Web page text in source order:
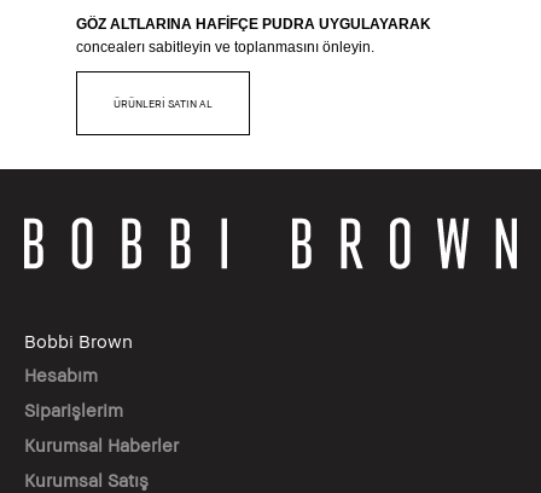
GÖZ ALTLARINA HAFİFÇE PUDRA UYGULAYARAK
concealerı sabitleyin ve toplanmasını önleyin.
ÜRÜNLERİ SATIN AL
Bobbi Brown
Hesabım
Siparişlerim
Kurumsal Haberler
Kurumsal Satış